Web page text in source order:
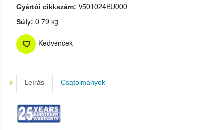
Gyártói cikkszám: V501024BU000
Súly: 0.79 kg
Kedvencek
Leírás Csatolmányok